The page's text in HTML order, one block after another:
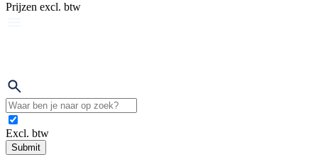
Prijzen excl. btw
Excl. btw
Submit